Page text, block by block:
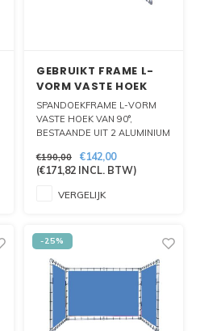
GEBRUIKT FRAME L-
VORM VASTE HOEK
SPANDOEKFRAME L-VORM
VASTE HOEK VAN 90°,
BESTAANDE UIT 2 ALUMINIUM
VORM. IDEAAL VOOR
BEURSOPSTELLING OF
€190,00
€142,00
(€171,82 INCL. BTW)
VERGELIJK
-25%